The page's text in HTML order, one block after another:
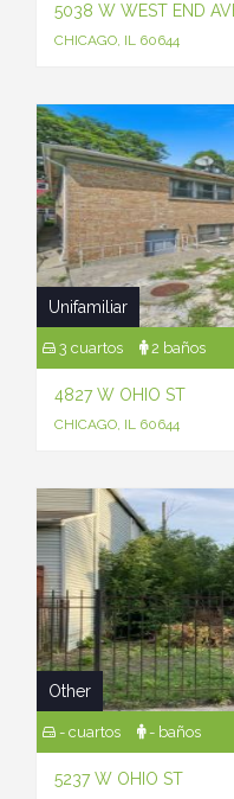
5038 W WEST END
CHICAGO, IL 60644
Unifamiliar
3 cuartos 2 baños
4827 W OHIO ST
CHICAGO, IL 60644
Other
- cuartos - baños
5237 W OHIO ST